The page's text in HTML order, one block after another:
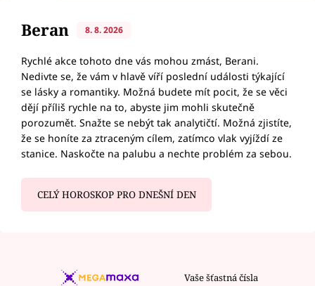
Beran 8. 8. 2026
Rychlé akce tohoto dne vás mohou zmást, Berani.
Nedivte se, že vám v hlavě víří poslední události týkající
se lásky a romantiky. Možná budete mít pocit, že se věci
dějí příliš rychle na to, abyste jim mohli skutečně
porozumět. Snažte se nebýt tak analytičtí. Možná zjistíte,
že se honíte za ztraceným cílem, zatímco vlak vyjíždí ze
stanice. Naskočte na palubu a nechte problém za sebou.
CELÝ HOROSKOP PRO DNEŠNÍ DEN
Vaše šťastná čísla